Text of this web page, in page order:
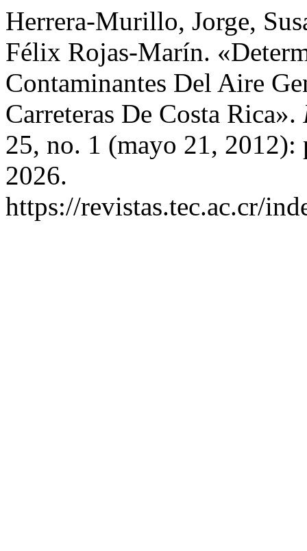
Herrera-Murillo, Jorge,
Félix Rojas-Marín.
Contaminantes Del Aire
Carreteras De Costa Rica».
25, no. 1 (mayo 21, 2012):
2026.
https://revistas.tec.ac.cr/